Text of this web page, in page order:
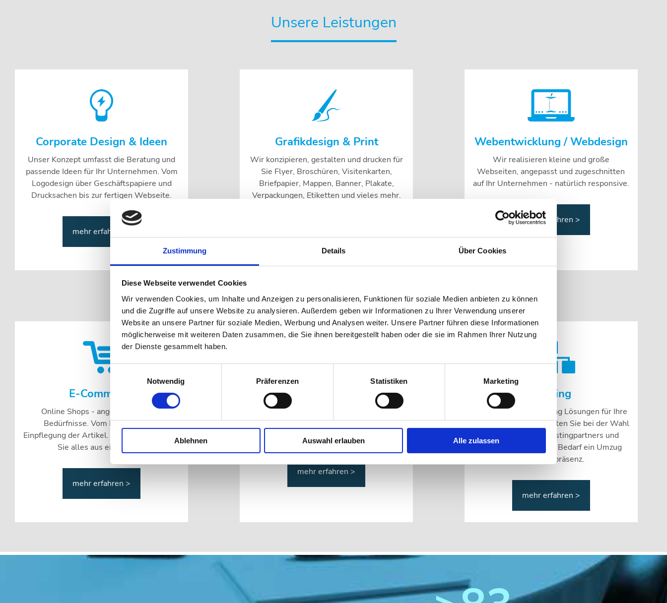
Zustimmung Details Über Cookies
Diese Webseite verwendet Cookies
Wir verwenden Cookies, um Inhalte und Anzeigen zu personalisieren, Funktionen für soziale Medien anbieten zu können
und die Zugriffe auf unsere Website zu analysieren. Außerdem geben wir Informationen zu Ihrer Verwendung unserer
Website an unsere Partner für soziale Medien, Werbung und Analysen weiter. Unsere Partner führen diese Informationen
möglicherweise mit weiteren Daten zusammen, die Sie ihnen bereitgestellt haben oder die sie im Rahmen Ihrer Nutzung
der Dienste gesammelt haben.
Einwilligungsauswahl
Notwendig
Präferenzen Statistiken Marketing
Ablehnen Auswahl erlauben Alle zulassen
Unsere Leistungen
Corporate Design & Ideen
Unser Konzept umfasst die Beratung und
passende Ideen für Ihr Unternehmen. Vom
Logodesign über Geschäftspapiere und
Drucksachen bis zur fertigen Webseite.
mehr erfahren >
Grafikdesign & Print
Wir konzipieren, gestalten und drucken für
Sie Flyer, Broschüren, Visitenkarten,
Briefpapier, Mappen, Banner, Plakate,
Verpackungen, Etiketten und vieles mehr.
Webentwicklung / Webdesign
Wir realisieren kleine und große
Webseiten, angepasst und zugeschnitten
auf Ihr Unternehmen - natürlich responsive.
mehr erfahren >
E-Commerce
Online Shops - angepasst auf Ihre
Bedürfnisse. Vom Design bis zur
Einpflegung der Artikel. Bei uns bekommen
Sie alles aus einer Hand.
mehr erfahren >
Seo Optimierung
Wir unterstützen Sie bei der Umsetzung
sowohl von Google Adwords wie auch bei
der Grundoptimierung Ihrer Webseite.
mehr erfahren >
Hosting
Individuelle Webhosting Lösungen für Ihre
Webprojekte. Wir beraten Sie bei der Wahl
eines passenden Hostingpartners und
organisieren auch bei Bedarf ein Umzug
Ihrer Webpräsenz.
mehr erfahren >